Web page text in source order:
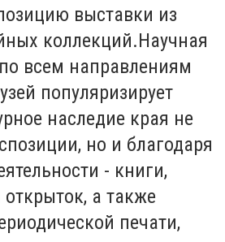
выставки из
коллекций.Научная
всем направлениям
популяризирует
наследие края не
но и благодаря
- книги,
а также
печати,